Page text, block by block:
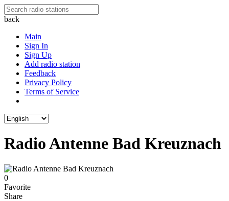
back
Main
Sign In
Sign Up
Add radio station
Feedback
Privacy Policy
Terms of Service
Radio Antenne Bad Kreuznach
0
Favorite
Share